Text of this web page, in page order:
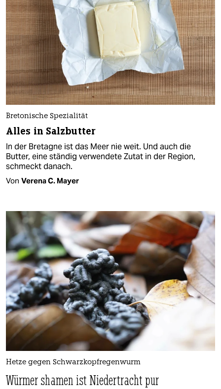
Bretonische Spezialität
Alles in Salzbutter
In der Bretagne ist das Meer nie weit. Und auch die
Butter, eine ständig verwendete Zutat in der Region,
schmeckt danach.
Von Verena C. Mayer
Hetze gegen Schwarzkopf­regenwurm
Würmer shamen ist Niedertracht pur